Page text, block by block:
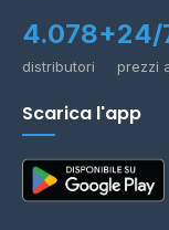
4.078+
distributori
24/
prezzi
Scarica l'app